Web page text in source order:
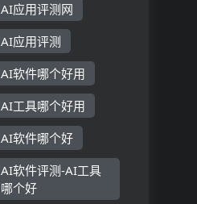
AI应用评测网
AI应用评测
AI软件哪个好用
AI工具哪个好用
AI软件哪个好
AI软件评测-AI工具
哪个好